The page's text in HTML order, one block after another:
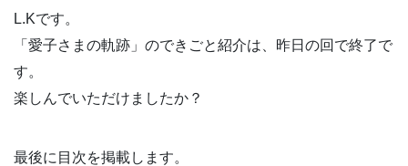
L.Kです。
「愛子さまの軌跡」のできごと紹介は、昨日の回で終了で
す。
楽しんでいただけましたか？
最後に目次を掲載します。